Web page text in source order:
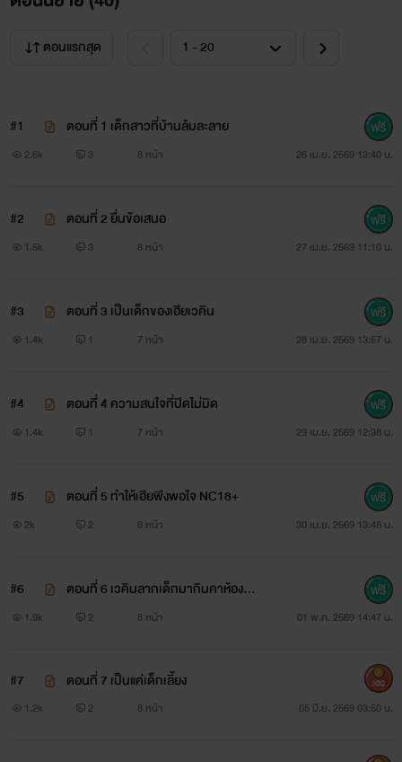
ตอนแรกสุด
#1 ตอนที่ 1 เด็กสาวที่บ้านล้มละลาย
2.6k 3 8 หน้า 26 เม.ย. 2569 13:40 น.
#2 ตอนที่ 2 ยื่นข้อเสนอ
1.5k 3 8 หน้า 27 เม.ย. 2569 11:10 น.
#3 ตอนที่ 3 เป็นเด็กของเฮียเวคิน
1.4k 1 7 หน้า 28 เม.ย. 2569 13:57 น.
#4 ตอนที่ 4 ความสนใจที่ปิดไม่มิด
1.4k 1 7 หน้า 29 เม.ย. 2569 12:38 น.
#5 ตอนที่ 5 ทำให้เฮียพึงพอใจ NC18+
2k 2 8 หน้า 30 เม.ย. 2569 13:48 น.
#6
ตอนที่ 6 เวคินลากเด็กมากินคาห้องทำง
าน
1.9k 2 8 หน้า 01 พ.ค. 2569 14:47 น.
#7 ตอนที่ 7 เป็นแค่เด็กเลี้ยง
1.2k 2 8 หน้า 05 มิ.ย. 2569 03:50 น.
300